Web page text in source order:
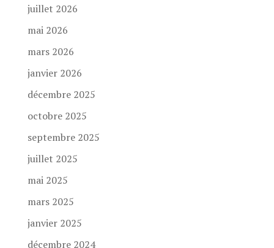
juillet 2026
mai 2026
mars 2026
janvier 2026
décembre 2025
octobre 2025
septembre 2025
juillet 2025
mai 2025
mars 2025
janvier 2025
décembre 2024